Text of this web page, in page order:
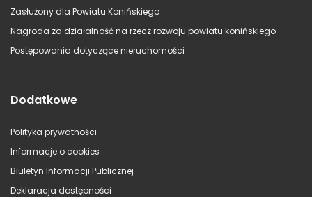
Zasłużony dla Powiatu Konińskiego
Nagroda za działalność na rzecz rozwoju powiatu konińskiego
Postępowania dotyczące nieruchomości
Dodatkowe
Polityka prywatności
Informacje o cookies
Biuletyn Informacji Publicznej
Deklaracja dostępności